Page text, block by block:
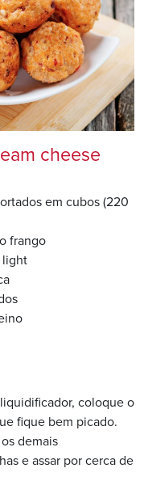
cheese
em cubos (220
frango
light
coloque o
fique bem picado.
demais
e assar por cerca de